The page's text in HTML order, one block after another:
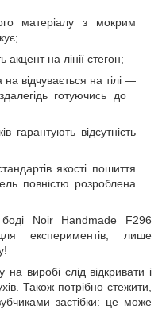
матеріалу з мокрим
акцент на лінії стегон;
відчувається на тілі —
готуючись до
гарантують відсутність
якості пошиття
повністю розроблена
боді Noir Handmade F296
експериментів, лише
на виробі слід відкривати і
Також потрібно стежити,
застібки: це може